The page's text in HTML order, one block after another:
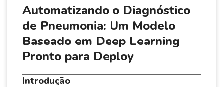
Automatizando o Diagnóstico
de Pneumonia: Um Modelo
Baseado em Deep Learning
Pronto para Deploy
Introdução